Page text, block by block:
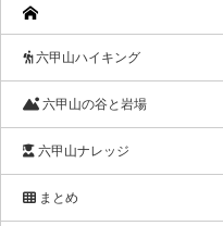
六甲山ハイキング
六甲山の谷と岩場
六甲山ナレッジ
まとめ